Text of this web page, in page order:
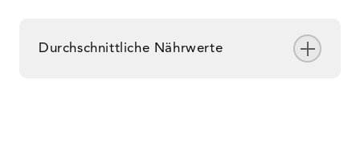
Durchschnittliche Nährwerte